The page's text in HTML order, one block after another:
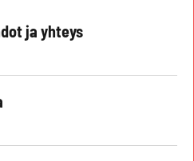
ja yhteys